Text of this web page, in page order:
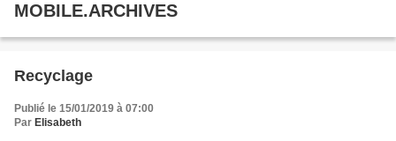
MOBILE.ARCHIVES
Recyclage
Publié le 15/01/2019 à 07:00
Par Elisabeth